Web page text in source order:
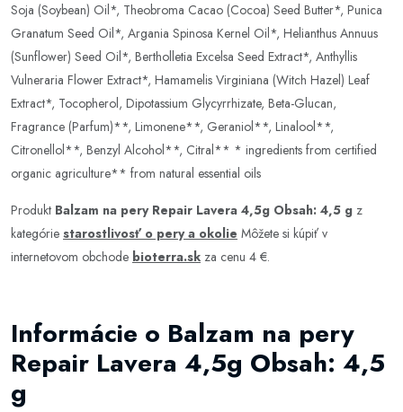
Soja (Soybean) Oil*, Theobroma Cacao (Cocoa) Seed Butter*, Punica
Granatum Seed Oil*, Argania Spinosa Kernel Oil*, Helianthus Annuus
(Sunflower) Seed Oil*, Bertholletia Excelsa Seed Extract*, Anthyllis
Vulneraria Flower Extract*, Hamamelis Virginiana (Witch Hazel) Leaf
Extract*, Tocopherol, Dipotassium Glycyrrhizate, Beta-Glucan,
Fragrance (Parfum)**, Limonene**, Geraniol**, Linalool**,
Citronellol**, Benzyl Alcohol**, Citral** * ingredients from certified
organic agriculture** from natural essential oils
Produkt Balzam na pery Repair Lavera 4,5g Obsah: 4,5 g z
kategórie starostlivosť o pery a okolie Môžete si kúpiť v
internetovom obchode bioterra.sk za cenu 4 €.
Informácie o Balzam na pery
Repair Lavera 4,5g Obsah: 4,5
g